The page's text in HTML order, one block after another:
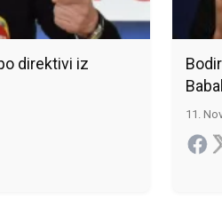
direktivi iz
11.